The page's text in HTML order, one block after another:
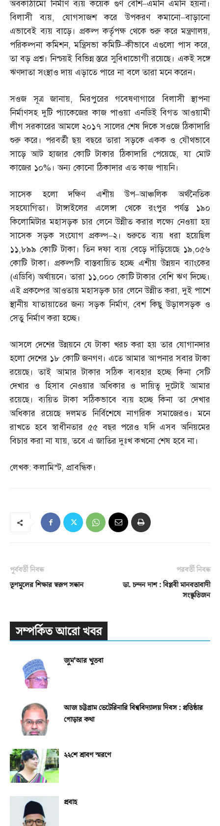
অবকাঠামো নির্মাণ ব্যয় কয়েক গুণ বেশি–এমনি এমনি হয়না।
বিলাসী ব্যয়, যোগসাজশ করে উপকরণ কমানো–বাড়ানো
এভাবেই ব্যয় বাড়ে। প্রকল্প কর্তৃপক্ষ থেকে শুরু করে মন্ত্রণালয়,
পরিকল্পনা কমিশন,মন্ত্রিসভা কমিটি–কীভাবে এগুলো পাস করে,
তা বড় প্রশ্ন। নিশ্চয়ই বিভিন্ন স্তরে সুবিধাভোগী রয়েছে। একই সঙ্গে
ঋণদাতা সংস্থাও দায় এড়াতে পারে না বলে তারা মনে করেন।
সওজ সূত্র জানায়,মিরপুরের গবেষণাগারে বিলাসী স্থাপনা
নির্মাণসহ দুটি প্যাকেজের কাজ পাওয়া এনডিই বিগত আওয়ামী
লীগ সরকারের আমলে ২০১৭ সালের শেষ দিকে সওজে ঠিকাদারি
শুরু করে। পরবর্তী ছয় বছরে তারা সড়কে একক ও যৌথভাবে
সাড়ে আট হাজার কোটি টাকার ঠিকাদারি পেয়েছে,যা মোট
কাজের ১০% । অন্য কোনো ঠিকাদার এত কাজ পায়নি।
সাসেক হলো দক্ষিণ এশীয় উপ–আঞ্চলিক অর্থনৈতিক
সহযোগিতা। টাঙ্গাইলের এলেঙ্গা থেকে রংপুর পর্যন্ত ১৯০
কিলোমিটার মহাসড়ক চার লেনে উন্নীত করার লক্ষ্যে নেওয়া হয়
সাসেক সড়ক সংযোগ প্রকল্প–২। শুরুতে ব্যয় ধরা হয়েছিল
১১,৮৯৯ কোটি টাকা। তিন দফা ব্যয় বেড়ে দাঁড়িয়েছে ১৯,০৫৬
কোটি টাকা। প্রকল্পটি বাস্তবায়িত হচ্ছে এশীয় উন্নয়ন ব্যাংকের
(এডিবি)অর্থায়নে। তারা ১১,০০০ কোটি টাকার বেশি ঋণ দিচ্ছে।
এই প্রকল্পের আওতায় মহাসড়ক চার লেনে উন্নীত করা,দুই পাশে
স্থানীয় যাতায়াতের জন্য সড়ক নির্মাণ,বেশ কিছু উড়ালসড়ক ও
সেতু নির্মাণ করা হচ্ছে।
আসলে দেশের উন্নয়নে যে টাকা খরচ করা হয় তার যোগানদার
হলো দেশের ১৮ কোটি জনগণ। এতে আমার আপনার সবার টাকা
রয়েছে। তাই আমার টাকার সঠিক ব্যবহার হচ্ছে কিনা সেটি
দেখার ও হিসাব নেওয়ার অধিকার ও দায়িত্ব দুটোই আমার
রয়েছে। ব্যয়িত টাকা সঠিকভাবে ব্যয় হচ্ছে কিনা তা দেখার
অধিকার রয়েছে দলমত নির্বিশেষে নাগরিক সমাজেরও। মনে
রাখতে হবে স্বাধীনতার ৫৫ বছর পরেও যদি এসব অনিয়মের
বিচার করা না যায়,তবে এ জাতির দুঃখ কখনো শেষ হবে না।
লেখক:কলামিস্ট, প্রাবন্ধিক।
পূর্ববর্তী নিবন্ধ
তৃণমূলের শিক্ষার স্বরূপ সন্ধান
পরবর্তী নিবন্ধ
ডা. চন্দন দাশ : বিপ্লবী মানবতাবাদী
সংস্কৃতিজন
সম্পর্কিত আরো খবর
জুম’আর খুতবা
আজ চট্টগ্রাম ভেটেরিনারি বিশ্ববিদ্যালয় দিবস : প্রতিষ্ঠার
গোড়ার কথা
২২শে শ্রাবণ স্মরণে
প্রবাহ